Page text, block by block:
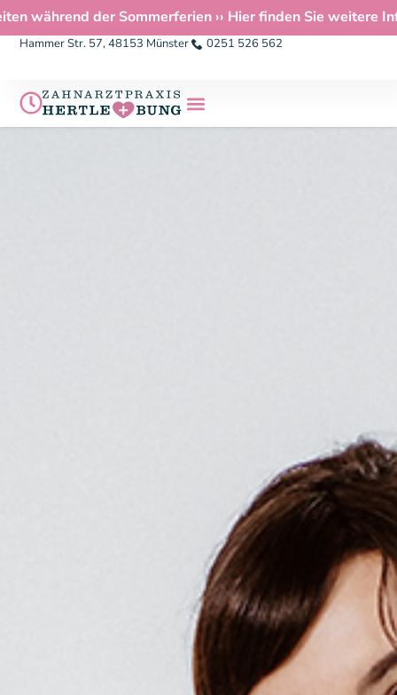
der Sommerferien ›› Hier finden Sie weitere Infos
Hammer Str. 57, 48153 Münster 0251 526 562